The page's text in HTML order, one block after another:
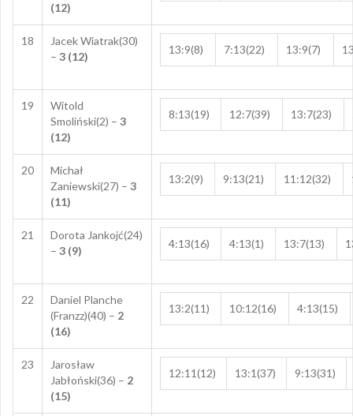
(12)
18
Jacek Wiatrak(30)
– 3 (12)
13:9(8) 7:13(22) 13:9(7)
19
Witold
Smoliński(2) – 3
(12)
8:13(19) 12:7(39) 13:7(23)
20
Michał
Zaniewski(27) – 3
(11)
13:2(9) 9:13(21) 11:12(32)
21
Dorota Jankojć(24)
– 3 (9)
4:13(16) 4:13(1) 13:7(13)
22
Daniel Planche
(Franzz)(40) – 2
(16)
13:2(11) 10:12(16) 4:13(15)
23
Jarosław
Jabłoński(36) – 2
(15)
12:11(12) 13:1(37) 9:13(31)